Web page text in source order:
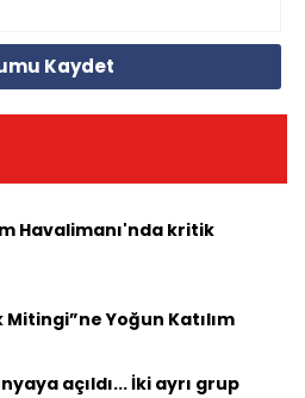
Kaydet
Havalimanı'nda kritik
Yoğun Katılım
açıldı... İki ayrı grup